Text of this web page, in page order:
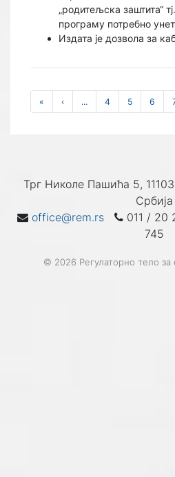
„родитељска заштита“
програму потребно
Издата је дозвола за
« ‹ ... 4 5 6
Трг Николе Пашића 5,
Србија
office@rem.rs
011 / 20
745
© 2026 Регулаторно тело за